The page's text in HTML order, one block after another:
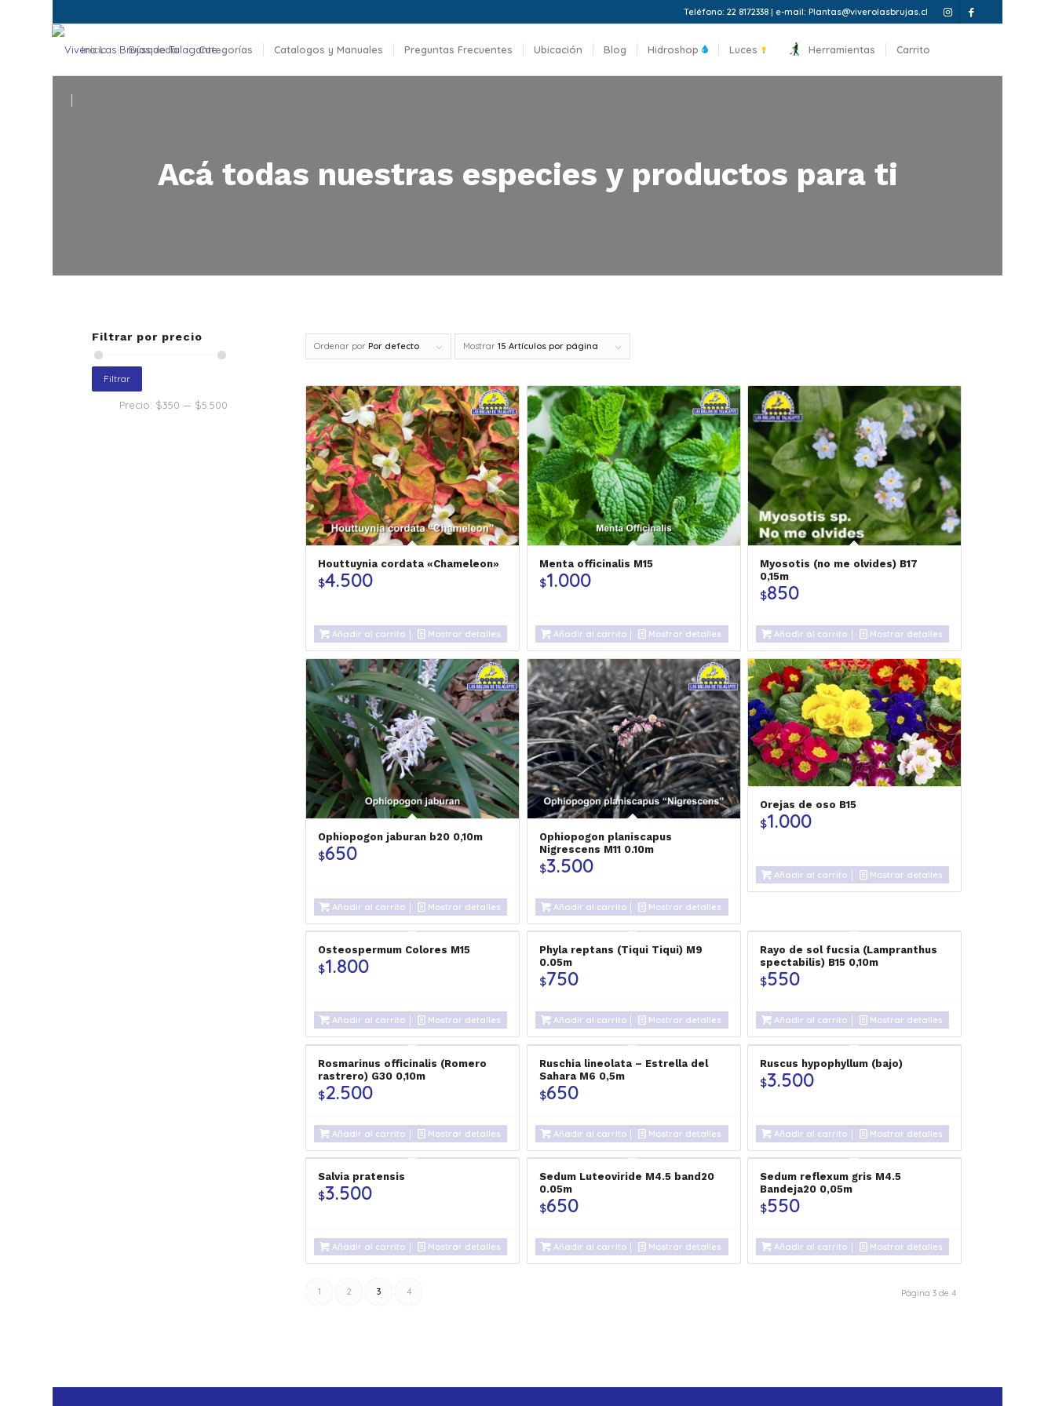
Teléfono: 22 8172338 | e-mail: Plantas@viverolasbrujas.cl
Inicio Búsqueda Categorías Catalogos y Manuales Preguntas Frecuentes Ubicación Blog Hidroshop Luces Herramientas Carrito
Acá todas nuestras especies y productos para ti
Ordenar porPor defecto Mostrar15 Artículos por página
Houttuynia cordata «Chameleon»
$4.500
Añadir al carrito Mostrar detalles
Menta officinalis M15
$1.000
Añadir al carrito Mostrar detalles
Myosotis (no me olvides) B17
0,15m
$850
Añadir al carrito Mostrar detalles
Ophiopogon jaburan b20 0,10m
$650
Añadir al carrito Mostrar detalles
Ophiopogon planiscapus
Nigrescens M11 0.10m
$3.500
Añadir al carrito Mostrar detalles
Orejas de oso B15
$1.000
Añadir al carrito Mostrar detalles
Osteospermum Colores M15
$1.800
Añadir al carrito Mostrar detalles
Phyla reptans (Tiqui Tiqui) M9
0.05m
$750
Añadir al carrito Mostrar detalles
Rayo de sol fucsia (Lampranthus
spectabilis) B15 0,10m
$550
Añadir al carrito Mostrar detalles
Rosmarinus officinalis (Romero
rastrero) G30 0,10m
$2.500
Añadir al carrito Mostrar detalles
Ruschia lineolata – Estrella del
Sahara M6 0,5m
$650
Añadir al carrito Mostrar detalles
Ruscus hypophyllum (bajo)
$3.500
Añadir al carrito Mostrar detalles
Salvia pratensis
$3.500
Añadir al carrito Mostrar detalles
Sedum Luteoviride M4.5 band20
0.05m
$650
Añadir al carrito Mostrar detalles
Sedum reflexum gris M4.5
Bandeja20 0,05m
$550
Añadir al carrito Mostrar detalles
Página 3 de 4
1 2 3 4
Filtrar por precio
Filtrar
Precio: $350 — $5.500